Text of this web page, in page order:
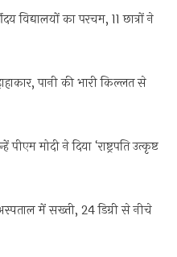
का परचम, 11 छात्रों ने
पानी की भारी किल्लत से
मोदी ने दिया ‘राष्ट्रपति उत्कृष्ट
में सख्ती, 24 डिग्री से नीचे